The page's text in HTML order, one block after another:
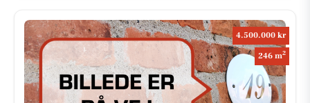
4.500.000 kr
246 m2